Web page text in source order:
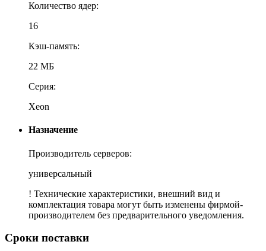
Количество ядер:
16
Кэш-память:
22 МБ
Серия:
Xeon
Назначение
Производитель серверов:
универсальный
! Технические характеристики, внешний вид и
комплектация товара могут быть изменены фирмой-
производителем без предварительного уведомления.
Сроки поставки